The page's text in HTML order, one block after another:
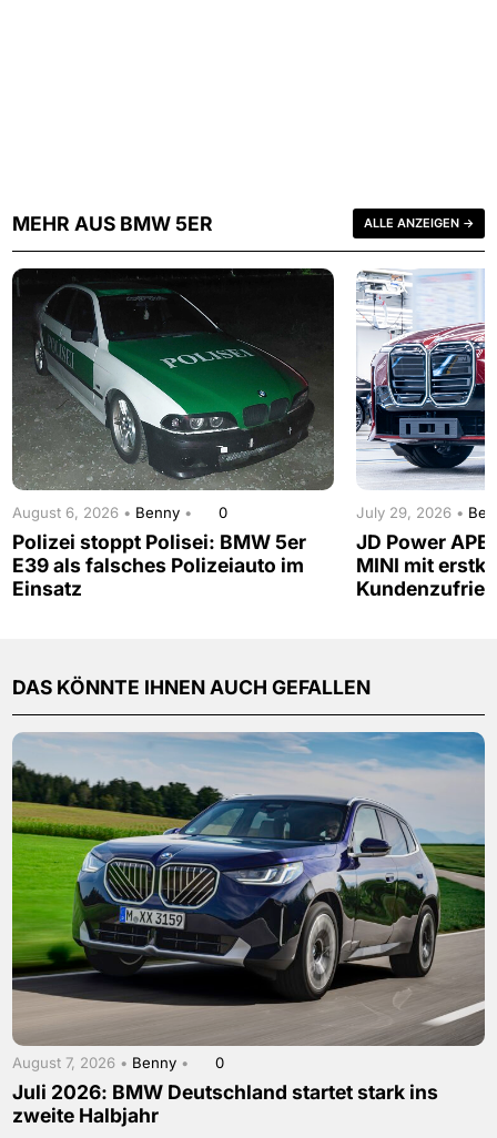
MEHR AUS BMW 5ER ALLE ANZEIGEN →
August 6, 2026 • Benny • 0
Polizei stoppt Polisei: BMW 5er
E39 als falsches Polizeiauto im
Einsatz
July 29, 2026 •
JD Power
MINI mit
DAS KÖNNTE IHNEN AUCH GEFALLEN
August 7, 2026 • Benny • 0
Juli 2026: BMW Deutschland startet stark ins
zweite Halbjahr